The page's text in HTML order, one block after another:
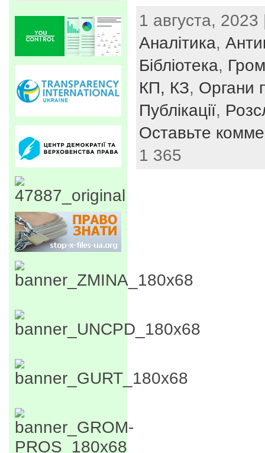
1 августа, 2023
Аналітика,
Бібліотека,
КП, КЗ, Органи
Публікації,
Оставьте
1 365